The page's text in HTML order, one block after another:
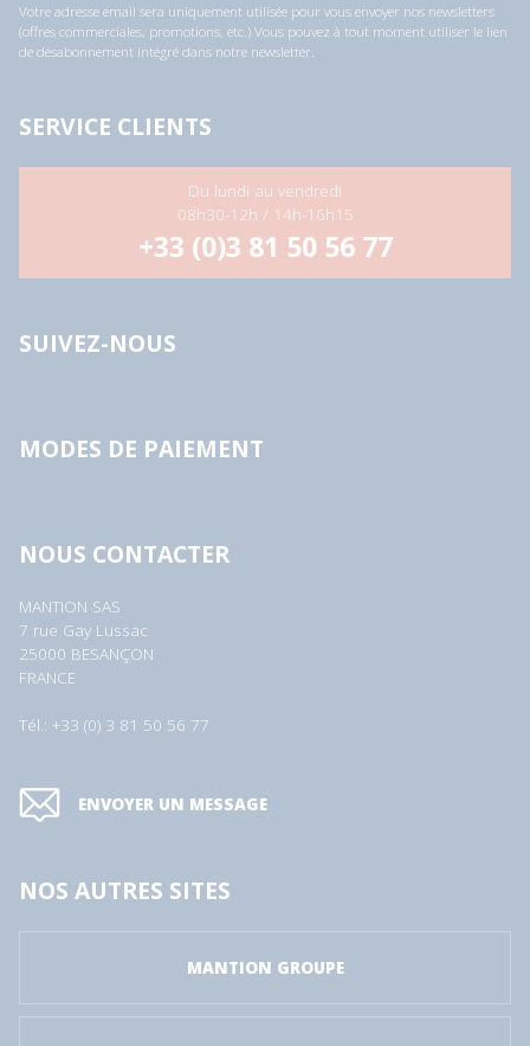
*
Votre adresse email sera uniquement utilisée pour vous envoyer nos newsletters
(offres commerciales, promotions, etc.) Vous pouvez à tout moment utiliser le lien
de désabonnement intégré dans notre newsletter.
SERVICE CLIENTS
Du lundi au vendredi
08h30-12h / 14h-16h15
+33 (0)3 81 50 56 77
SUIVEZ-NOUS
MODES DE PAIEMENT
NOUS CONTACTER
MANTION SAS
7 rue Gay Lussac
25000 BESANÇON
FRANCE
Tél.: +33 (0) 3 81 50 56 77
ENVOYER UN MESSAGE
NOS AUTRES SITES
MANTION GROUPE